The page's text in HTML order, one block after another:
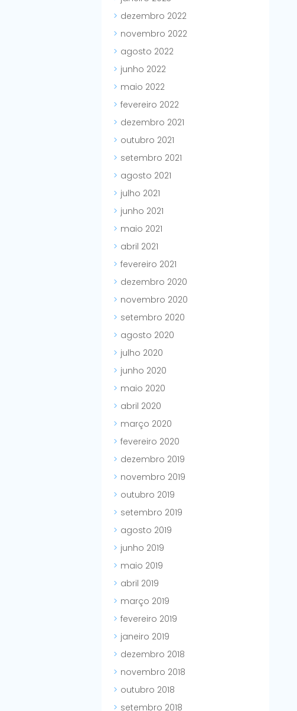
dezembro 2022
novembro 2022
agosto 2022
junho 2022
maio 2022
fevereiro 2022
dezembro 2021
outubro 2021
setembro 2021
agosto 2021
julho 2021
junho 2021
maio 2021
abril 2021
fevereiro 2021
dezembro 2020
novembro 2020
setembro 2020
agosto 2020
julho 2020
junho 2020
maio 2020
abril 2020
março 2020
fevereiro 2020
dezembro 2019
novembro 2019
outubro 2019
setembro 2019
agosto 2019
junho 2019
maio 2019
abril 2019
março 2019
fevereiro 2019
janeiro 2019
dezembro 2018
novembro 2018
outubro 2018
setembro 2018